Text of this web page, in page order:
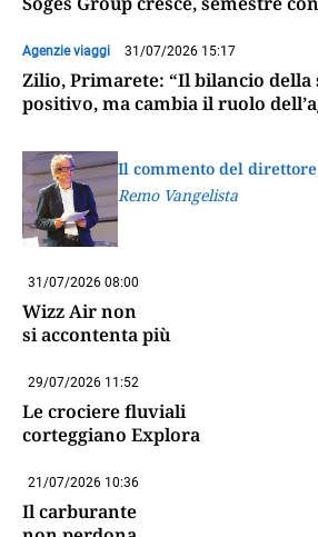
Agenzie viaggi 31/07/2026 15:17
Zilio, Primarete: “Il bilancio della
positivo, ma cambia il ruolo
Il commento del direttore
Remo Vangelista
31/07/2026 08:00
Wizz Air non
si accontenta più
29/07/2026 11:52
Le crociere fluviali
corteggiano Explora
21/07/2026 10:36
Il carburante